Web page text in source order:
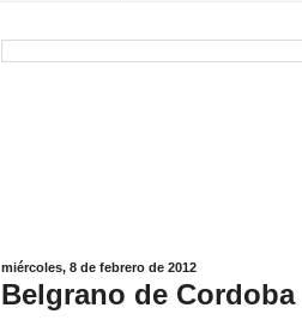
miércoles, 8 de febrero de 2012
Belgrano de